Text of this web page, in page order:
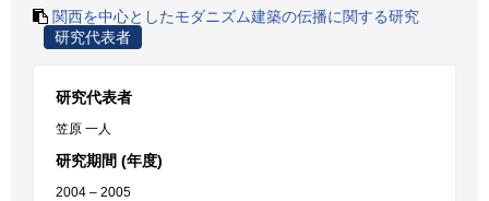
関西を中心としたモダニズム建築の伝播に関する研究
研究代表者
研究代表者
笠原 一人
研究期間 (年度)
2004 – 2005